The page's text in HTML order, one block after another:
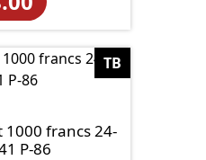
TB
1000 francs 24-
P-86